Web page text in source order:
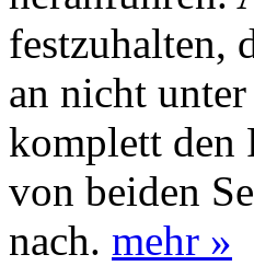
festzuhalten,
an nicht
komplett den
von beiden
nach. mehr »